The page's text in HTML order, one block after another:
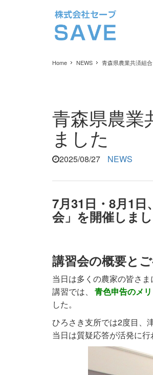
Home NEWS 青森県農業共済組
青森県農業
ました
2025/08/27 NEWS
7月31日・8月1
会」を開催しまし
講習会の概要と
当日は多くの農家の皆さ
講習では、
青色申告のメ
した。
ひろさき支所では2度目、
当日は質疑応答が活発に